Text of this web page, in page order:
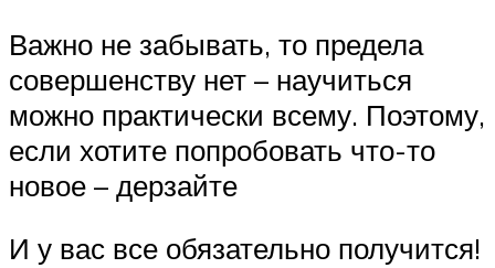
Важно не забывать, то предела
совершенству нет – научиться
можно практически всему. Поэтому,
если хотите попробовать что-то
новое – дерзайте
И у вас все обязательно получится!